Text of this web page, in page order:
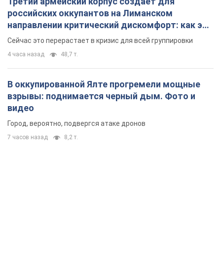
российских оккупантов на Лиманском
направлении критический дискомфорт: как это
удалось
Сейчас это перерастает в кризис для всей группировки
4 часа назад 48,7 т.
В оккупированной Ялте прогремели мощные
взрывы: поднимается черный дым. Фото и
видео
Город, вероятно, подвергся атаке дронов
7 часов назад 8,2 т.